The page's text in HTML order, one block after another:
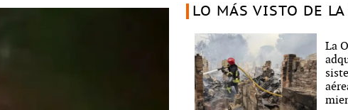
LO MÁS VISTO DE LA
La